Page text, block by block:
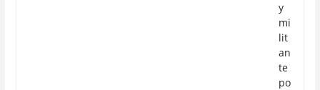
y
mi
lit
an
te
po